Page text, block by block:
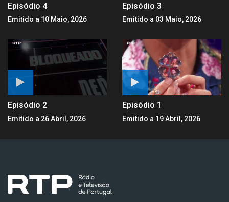
Episódio 4
Emitido a 10 Maio, 2026
Episódio 3
Emitido a 03 Maio, 2026
Episódio 2
Emitido a 26 Abril, 2026
Episódio 1
Emitido a 19 Abril, 2026